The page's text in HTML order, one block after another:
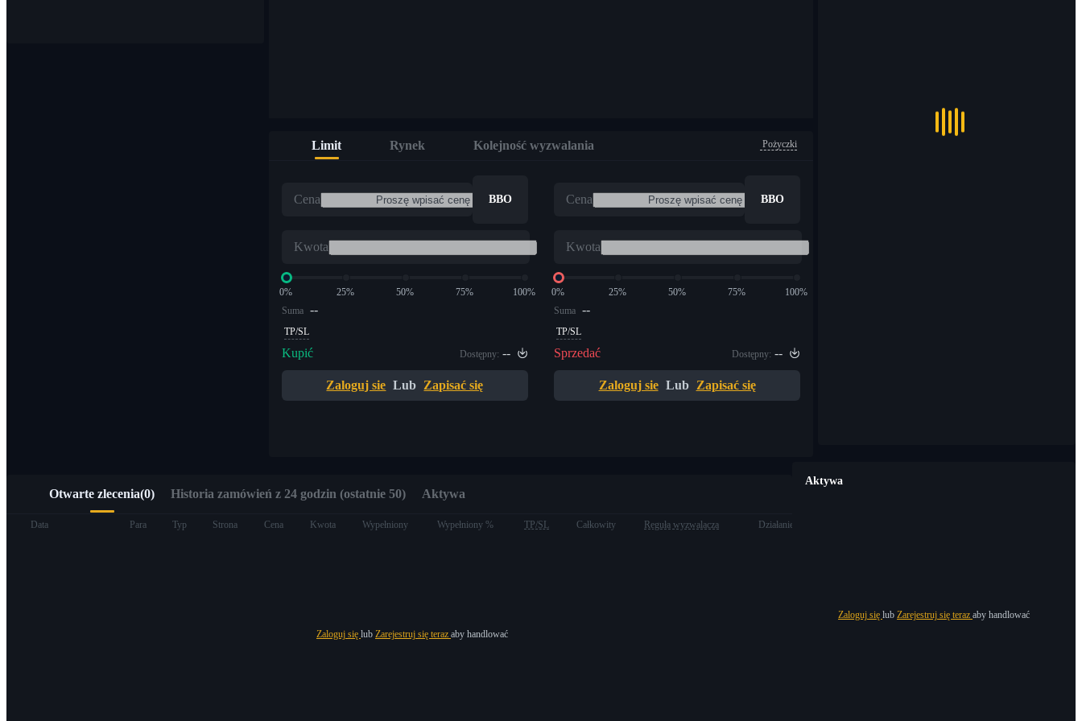
Kontrakty terminowe
Limit Rynek Kolejność wyzwalania Pożyczki
Cena BBO
Kwota
0% 25% 50% 75%
100%
Suma --
TP/SL
Kupić Dostępny: --
Zaloguj sie Lub Zapisać się
Cena BBO
Kwota
0% 25% 50% 75%
100%
Suma --
TP/SL
Sprzedać Dostępny: --
Zaloguj sie Lub Zapisać się
Otwarte zlecenia(0) Historia zamówień z 24 godzin (ostatnie 50) Aktywa
Data Para Typ Strona Cena Kwota Wypełniony Wypełniony % TP/SL Całkowity Reguła wyzwalacza Działanie
Zaloguj się lub Zarejestruj się teraz aby handlować
Aktywa
Zaloguj się lub Zarejestruj się teraz aby handlować